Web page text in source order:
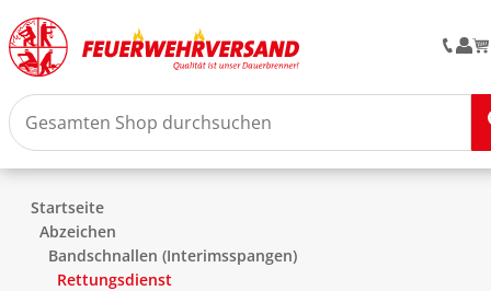
Startseite
Abzeichen
Bandschnallen (Interimsspangen)
Rettungsdienst